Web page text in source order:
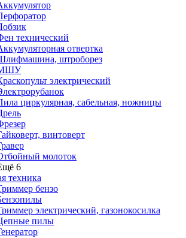
технический
отвертка
штроборез
электрический
циркулярная, сабельная, ножницы
винтоверт
молоток
6
техника
бензо
электрический, газонокосилка
пилы